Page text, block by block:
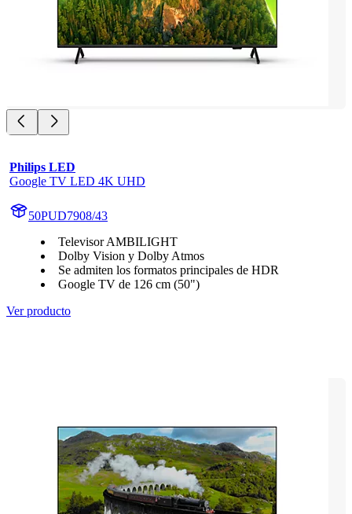
Philips LED
Google TV LED 4K UHD
50PUD7908/43
Televisor AMBILIGHT
Dolby Vision y Dolby Atmos
Se admiten los formatos principales de HDR
Google TV de 126 cm (50")
Ver producto